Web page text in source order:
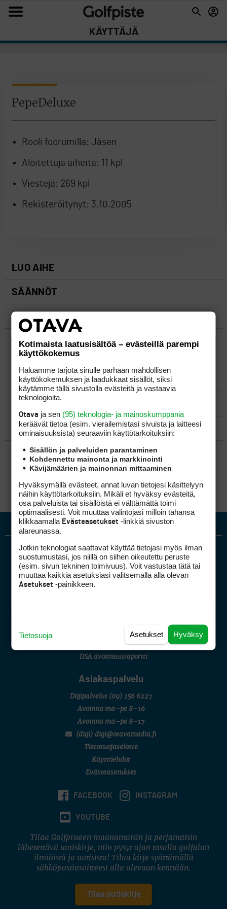
KÄYTTÄJÄ
PepeDeluxe
Rooli foorumilla: Jäsen
Aloitettuja aiheita: 11 kpl
Viestejä: 269 kpl
Rekisteröitynyt: 3.10.2005
LUO AIHE
SÄÄNNÖT
OHJEET
UUSIMMAT VIESTIKETJUT
YLEISTÄ
VÄLINEET
MATKAILU
KILPAGOLF & HARJOITTELU
Tietoa verkon kävijöistä
Golfpisteen yhteystiedot
DSA avoimuusraportti
Asiakaspalvelu
Digipalvelut (09) 156 6227
Avoinna ma–pe 8–16
Avoinna ma–pe 8–17
(digi) digi@otavamedia.fi
Tietosuojaseloste
Käyttöehdot
Evästeasetukset
FACEBOOK INSTAGRAM
YOUTUBE
Tilaa Golfpisteen maanantaisin ja perjantaisin
lähetettävä uutiskirje, niin pysyt ajan tasalla golfalan
ilmiöistä ja uutisista! Tilaa kirje syöttämällä
sähköpostiosoitteesi alla olevaan kenttään.
Tilaa uutiskirje
Kotimaista laatusisältöä – evästeillä parempi
käyttökokemus
Haluamme tarjota sinulle parhaan mahdollisen
käyttökokemuksen ja laadukkaat sisällöt, siksi
käytämme tällä sivustolla evästeitä ja vastaavia
teknologioita.
Otava ja sen (95) teknologia- ja mainoskumppania
keräävät tietoa (esim. vierailemis­tasi sivuista ja laitteesi
ominaisuuk­sista) seuraaviin käyttötarkoituksiin:
Sisällön ja palveluiden parantaminen
Kohdennettu mainonta ja markkinointi
Kävijämäärien ja mainonnan mittaaminen
Hyväksymällä evästeet, annat luvan tietojesi käsittelyyn
näihin käyttötarkoituksiin. Mikäli et hyväksy evästeitä,
osa palveluista tai sisällöistä ei välttämättä toimi
optimaalisesti. Voit muuttaa valintojasi milloin tahansa
klikkaamalla Evästeasetukset -linkkiä sivuston
alareunassa.
Jotkin teknologiat saattavat käyttää tietojasi myös ilman
suostumustasi, jos niillä on siihen oikeutettu peruste
(esim. sivun tekninen toimivuus). Voit vastustaa tätä tai
muuttaa kaikkia asetuksiasi valitsemalla alla olevan
Asetukset -painikkeen.
Hyväksy
Asetukset
Tietosuoja